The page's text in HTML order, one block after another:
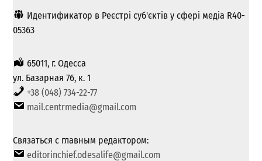
Идентификатор в Реєстрі суб'єктів у сфері медіа R40-
05363
65011, г. Одесса
ул. Базарная 76, к. 1
+38 (048) 734-22-77
mail.centrmedia@gmail.com
Связаться с главным редактором:
editorinchief.odesalife@gmail.com